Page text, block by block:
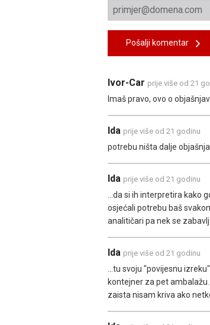
Pošalji komentar
Ivor-Car prije više od 21
Imaš pravo, ovo o
Ida prije više od 21 godinu
potrebu ništa dalje
Ida prije više od 21 godinu
...da si ih interpretira kako
osjećali potrebu baš
analitičari pa nek se
Ida prije više od 21 godinu
...tu svoju "povijesnu
kontejner za pet
zaista nisam kriva ako